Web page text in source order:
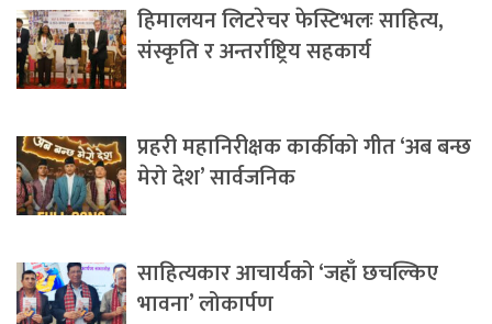
हिमालयन लिटरेचर फेस्टिभलः साहित्य,
संस्कृति र अन्तर्राष्ट्रिय सहकार्य
प्रहरी महानिरीक्षक कार्कीको गीत ‘अब बन्छ
मेरो देश’ सार्वजनिक
साहित्यकार आचार्यको ‘जहाँ छचल्किए
भावना’ लोकार्पण